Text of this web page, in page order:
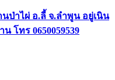
ป่าไผ่ อ.ลี้ จ.ลำพูน อยู่เนิน
โทร 0650059539